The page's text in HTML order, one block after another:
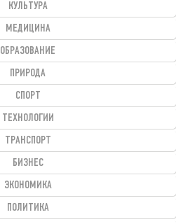
КУЛЬТУРА
МЕДИЦИНА
ОБРАЗОВАНИЕ
ПРИРОДА
СПОРТ
ТЕХНОЛОГИИ
ТРАНСПОРТ
БИЗНЕС
ЭКОНОМИКА
ПОЛИТИКА